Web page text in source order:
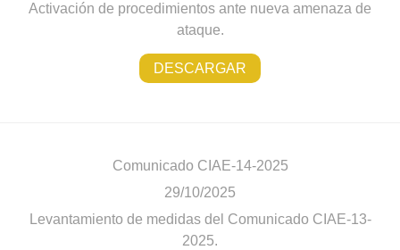
Activación de procedimientos ante nueva amenaza de
ataque.
DESCARGAR
Comunicado CIAE-14-2025
29/10/2025
Levantamiento de medidas del Comunicado CIAE-13-
2025.